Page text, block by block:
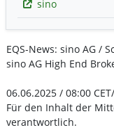
sino
EQS-News: sino AG /
sino AG High End
06.06.2025 / 08:00
Für den Inhalt der
verantwortlich.